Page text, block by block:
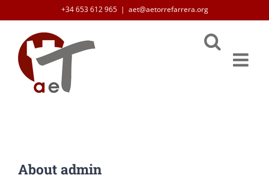
content
+34 653 612 965 | aet@aetorrefarrera.org
About admin